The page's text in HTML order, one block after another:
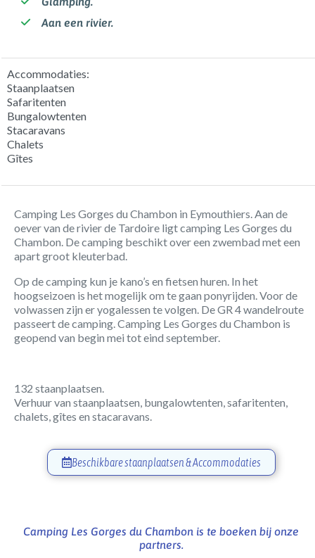
Aan een rivier.
Accommodaties:
Staanplaatsen
Safaritenten
Bungalowtenten
Stacaravans
Chalets
Gîtes
Camping Les Gorges du Chambon in Eymouthiers. Aan de
oever van de rivier de Tardoire ligt camping Les Gorges du
Chambon. De camping beschikt over een zwembad met een
apart groot kleuterbad.
Op de camping kun je kano’s en fietsen huren. In het
hoogseizoen is het mogelijk om te gaan ponyrijden. Voor de
volwassen zijn er yogalessen te volgen. De GR 4 wandelroute
passeert de camping. Camping Les Gorges du Chambon is
geopend van begin mei tot eind september.
132 staanplaatsen.
Verhuur van staanplaatsen, bungalowtenten, safaritenten,
chalets, gîtes en stacaravans.
Beschikbare staanplaatsen & Accommodaties
Camping Les Gorges du Chambon is te boeken bij onze
partners.